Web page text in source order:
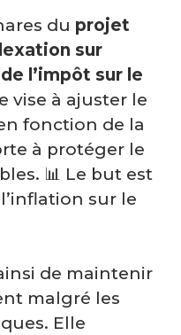
du projet
sur
l’impôt sur le
vise à ajuster le
fonction de la
à protéger le
📊 Le but est
sur le
de maintenir
malgré les
Elle